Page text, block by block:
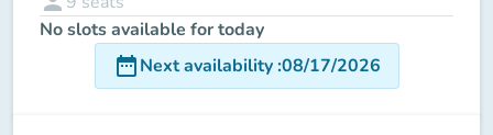
No slots available for today
date_rangeNext availability:08/17/2026